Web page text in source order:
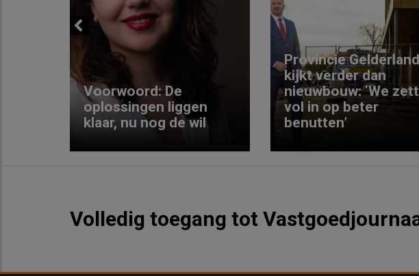
Previous
Voorwoord: De
oplossingen liggen
klaar, nu nog de wil
Provincie Gelderland
kijkt verder dan
nieuwbouw: ‘We
vol in op beter
benutten’
Volledig toegang tot